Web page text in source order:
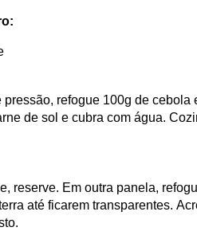
pressão, refogue 100g de cebola
de sol e cubra com água.
reserve. Em outra panela,
até ficarem transparentes.